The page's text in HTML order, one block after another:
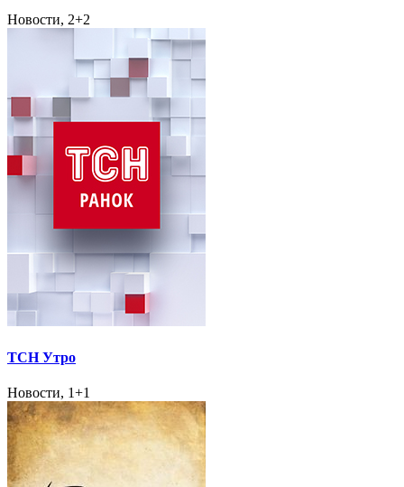
Новости, 2+2
ТСН Утро
Новости, 1+1